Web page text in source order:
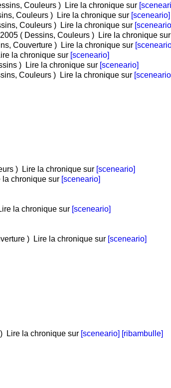
: Les Bayous de la Haine / Déc 2002 ( Dessins, Couleurs ) Lire la chronique sur
de l'Idaho / Nov 2003 ( Dessins, Couleurs ) Lire la chronique sur [sceneario]
Aigles de Chicago / Nov 2004 ( Dessins, Couleurs ) Lire la chronique sur
• Tome 5 : Les Commandos de Philadelphie / Déc 2005 ( Dessins, Couleurs ) Lire la chronique
( Dessins, Couverture ) Lire la chronique sur
la chronique sur [sceneario]
du Montana / Juil 2012 ( Dessins ) Lire la chronique sur [sceneario]
Californien / Oct 2014 ( Dessins, Couleurs ) Lire la chronique sur
Couleurs ) Lire la chronique sur [sceneario]
la chronique sur [sceneario]
la chronique sur [sceneario]
) Lire la chronique sur [sceneario]
) Lire la chronique sur [sceneario] [ribambulle]